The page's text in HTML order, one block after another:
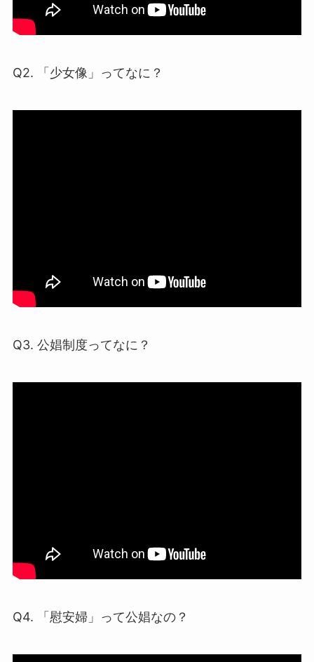
Q2. 「少女像」ってなに？
Q3. 公娼制度ってなに？
Q4. 「慰安婦」って公娼なの？